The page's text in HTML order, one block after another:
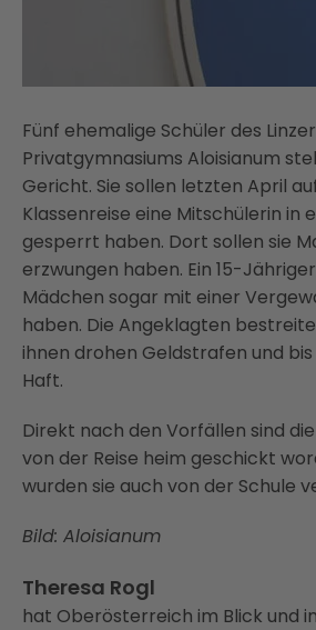
Fünf ehemalige Schüler des Linzer
Privatgymnasiums Aloisianum
Gericht. Sie sollen letzten April
Klassenreise eine Mitschülerin in
gesperrt haben. Dort sollen sie
erzwungen haben. Ein 15-
Mädchen sogar mit einer
haben. Die Angeklagten
ihnen drohen Geldstrafen und
Haft.
Direkt nach den Vorfällen sind
von der Reise heim geschickt
wurden sie auch von der Schule
Bild: Aloisianum
Theresa Rogl
hat Oberösterreich im Blick und